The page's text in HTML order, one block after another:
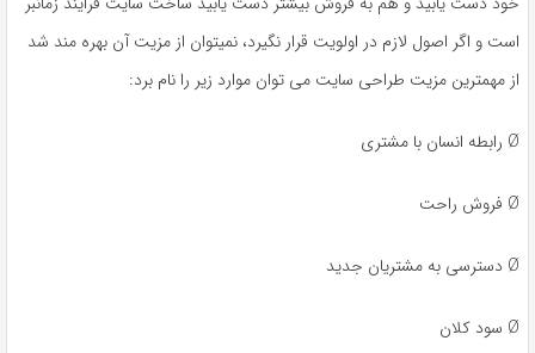
است و اگر اصول لازم در اولویت قرار نگیرد، نمیتوان از مزیت آن بهره مند شد
از مهمترین مزیت طراحی سایت می توان موارد زیر را نام برد:
Ø رابطه انسان با مشتری
Ø فروش راحت
Ø دسترسی به مشتریان جدید
Ø سود کلان